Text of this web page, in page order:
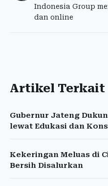
Indonesia Group
dan online
Artikel Terkait
Gubernur Jateng
lewat Edukasi dan
Kekeringan Meluas di
Bersih Disalurkan